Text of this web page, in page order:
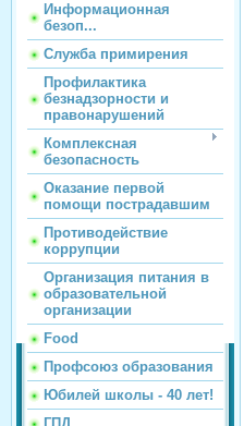
Информационная
безоп...
Служба примирения
Профилактика
безнадзорности и
правонарушений
Комплексная
безопасность
Оказание первой
помощи пострадавшим
Противодействие
коррупции
Организация питания в
образовательной
организации
Food
Профсоюз образования
Юбилей школы - 40 лет!